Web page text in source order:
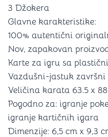
3 Džokera
Glavne karakteristike:
100% autentični
Nov, zapakovan
Karte za igru sa
Vazdušni-jastuk završni
Veličina karata 63.5 x
Pogodno za: igranje
igranje kartičnih igara
Dimenzije: 6,5 cm x 9,3